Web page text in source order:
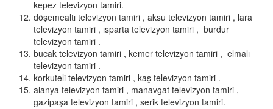
kepez televizyon tamiri.
döşemealtı televizyon tamiri , aksu televizyon tamiri , lara
televizyon tamiri , ısparta televizyon tamiri , burdur
televizyon tamiri .
bucak televizyon tamiri , kemer televizyon tamiri , elmalı
televizyon tamiri .
korkuteli televizyon tamiri , kaş televizyon tamiri .
alanya televizyon tamiri , manavgat televizyon tamiri ,
gazipaşa televizyon tamiri , serik televizyon tamiri.